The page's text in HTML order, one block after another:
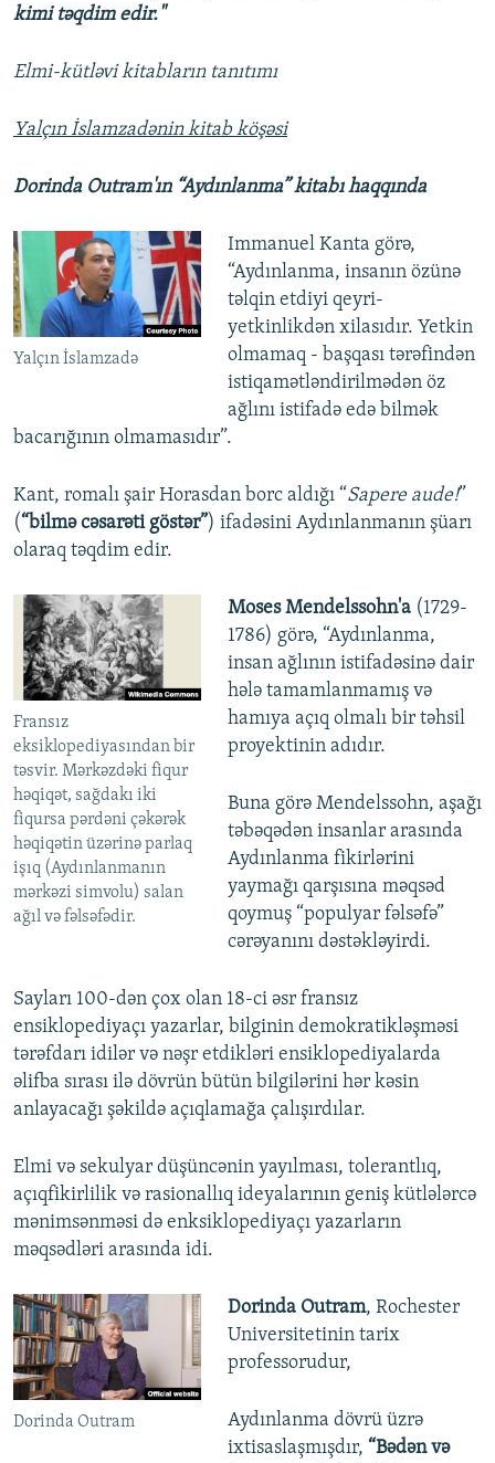
kimi təqdim edir."
Elmi-kütləvi kitabların tanıtımı
Yalçın İslamzadənin kitab köşəsi
Dorinda Outram'ın “Aydınlanma” kitabı haqqında
Yalçın İslamzadə
Immanuel Kanta görə,
“Aydınlanma, insanın özünə
təlqin etdiyi qeyri-
yetkinlikdən xilasıdır. Yetkin
olmamaq - başqası tərəfindən
istiqamətləndirilmədən öz
ağlını istifadə edə bilmək
bacarığının olmamasıdır”.
Kant, romalı şair Horasdan borc aldığı “Sapere aude!”
(“bilmə cəsarəti göstər”) ifadəsini Aydınlanmanın şüarı
olaraq təqdim edir.
Fransız
eksiklopediyasından bir
təsvir. Mərkəzdəki fiqur
həqiqət, sağdakı iki
fiqursa pərdəni çəkərək
həqiqətin üzərinə parlaq
işıq (Aydınlanmanın
mərkəzi simvolu) salan
ağıl və fəlsəfədir.
Moses Mendelssohn'a(1729-
1786) görə, “Aydınlanma,
insan ağlının istifadəsinə dair
hələ tamamlanmamış və
hamıya açıq olmalı bir təhsil
proyektinin adıdır.
Buna görə Mendelssohn, aşağı
təbəqədən insanlar arasında
Aydınlanma fikirlərini
yaymağı qarşısına məqsəd
qoymuş “populyar fəlsəfə”
cərəyanını dəstəkləyirdi.
Sayları 100-dən çox olan 18-ci əsr fransız
ensiklopediyaçı yazarlar, bilginin demokratikləşməsi
tərəfdarı idilər və nəşr etdikləri ensiklopediyalarda
əlifba sırası ilə dövrün bütün bilgilərini hər kəsin
anlayacağı şəkildə açıqlamağa çalışırdılar.
Elmi və sekulyar düşüncənin yayılması, tolerantlıq,
açıqfikirlilik və rasionallıq ideyalarının geniş kütlələrcə
mənimsənməsi də enksiklopediyaçı yazarların
məqsədləri arasında idi.
Dorinda Outram
Dorinda Outram, Rochester
Universitetinin tarix
professorudur,
Aydınlanma dövrü üzrə
ixtisaslaşmışdır, “Bədən və